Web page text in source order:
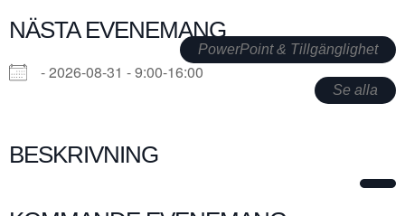
NÄSTA EVENEMANG
PowerPoint & Tillgänglighet
- 2026-08-31 - 9:00-16:00
Se alla
BESKRIVNING